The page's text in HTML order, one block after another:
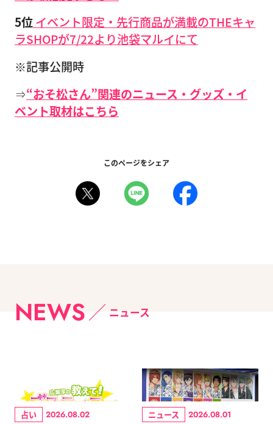
5位イベント限定・先行商品が満載のTHEキャ
ラSHOPが7/22より池袋マルイにて
※記事公開時
⇒“おそ松さん”関連のニュース・グッズ・イ
ベント取材はこちら
このページをシェア
NEWS ニュース
占い 2026.08.02 ニュース 2026.08.01